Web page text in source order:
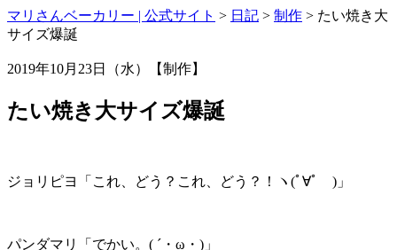
マリさんベーカリー | 公式サイト > 日記 > 制作 > たい焼き大
サイズ爆誕
2019年10月23日（水）【制作】
たい焼き大サイズ爆誕
ジョリピヨ「これ、どう？これ、どう？！ヽ(ﾟ∀ﾟゞ)」
パンダマリ「でかい。( ´・ω・)」